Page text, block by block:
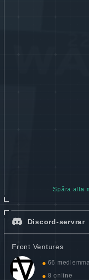
Spåra alla
Discord-servrar
Front Ventures
66
8 online